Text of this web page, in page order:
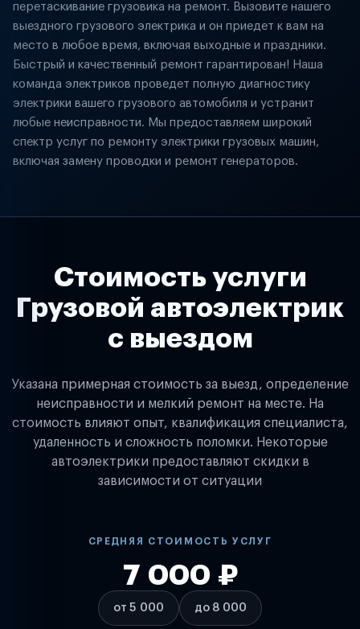
перетаскивание грузовика на ремонт. Вызовите нашего
выездного грузового электрика и он приедет к вам на
место в любое время, включая выходные и праздники.
Быстрый и качественный ремонт гарантирован! Наша
команда электриков проведет полную диагностику
электрики вашего грузового автомобиля и устранит
любые неисправности. Мы предоставляем широкий
спектр услуг по ремонту электрики грузовых машин,
включая замену проводки и ремонт генераторов.
Стоимость услуги
Грузовой автоэлектрик
с выездом
Указана примерная стоимость за выезд, определение
неисправности и мелкий ремонт на месте. На
стоимость влияют опыт, квалификация специалиста,
удаленность и сложность поломки. Некоторые
автоэлектрики предоставляют скидки в
зависимости от ситуации
СРЕДНЯЯ СТОИМОСТЬ УСЛУГ
от 5 000
7 000 ₽
до 8 000